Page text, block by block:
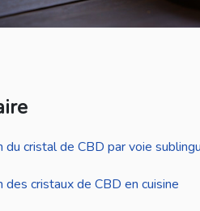
du cristal de CBD par voie
des cristaux de CBD en cuisine